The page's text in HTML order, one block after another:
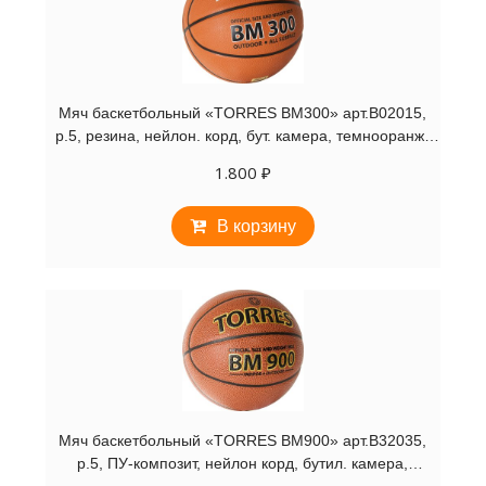
Мяч баскетбольный «TORRES BM300» арт.B02015,
р.5, резина, нейлон. корд, бут. камера, темнооранж-
1.800 ₽
В корзину
Мяч баскетбольный «TORRES BM900» арт.B32035,
р.5, ПУ-композит, нейлон корд, бутил. камера,